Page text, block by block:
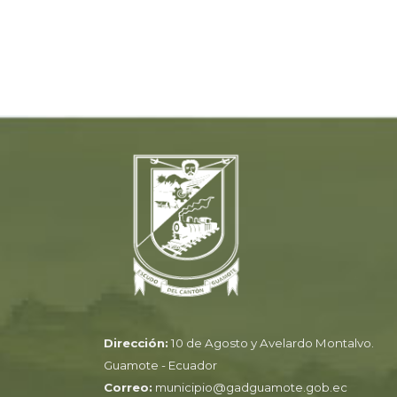
Dirección: 10 de Agosto y Avelardo Montalvo.
Guamote - Ecuador
Correo: municipio@gadguamote.gob.ec